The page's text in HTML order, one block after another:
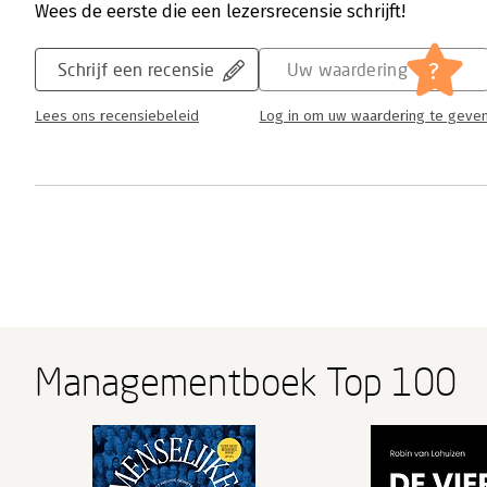
Wees de eerste die een lezersrecensie schrijft!
Schrijf een recensie
Lees ons recensiebeleid
Uw waardering ?
Log in om uw waardering te
Managementboek Top 100